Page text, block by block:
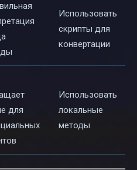
Использовать
скрипты для
конвертации
для
Использовать
локальные
методы